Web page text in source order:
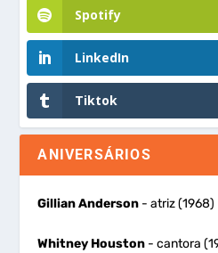
Spotify
LinkedIn
Tiktok
ANIVERSÁRIOS
Gillian Anderson - atriz (1968)
Whitney Houston - cantora